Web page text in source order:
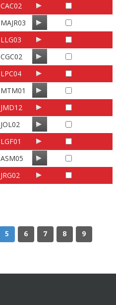
CAC02
MAJR03
LLG03
CGC02
LPC04
MTM01
JMD12
JOL02
LGF01
ASM05
JRG02
5 6 7 8
9